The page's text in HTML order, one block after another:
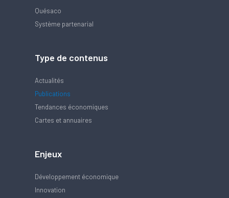
Quésaco
Système partenarial
Type de contenus
Actualités
Publications
Tendances économiques
Cartes et annuaires
Enjeux
Développement économique
Innovation